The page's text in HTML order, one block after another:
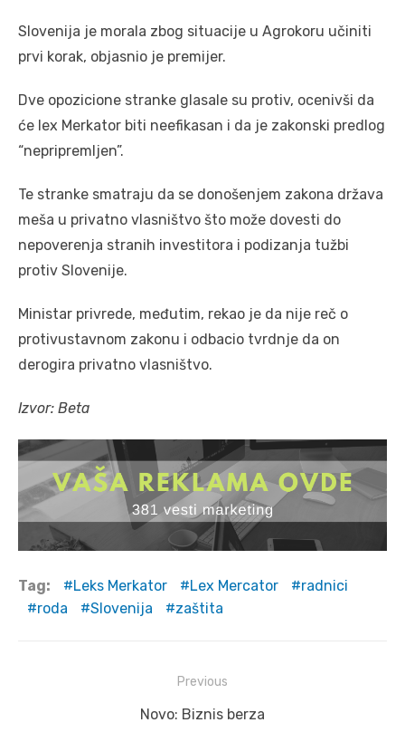
Slovenija je morala zbog situacije u Agrokoru učiniti
prvi korak, objasnio je premijer.
Dve opozicione stranke glasale su protiv, ocenivši da
će lex Merkator biti neefikasan i da je zakonski predlog
“nepripremljen”.
Te stranke smatraju da se donošenjem zakona država
meša u privatno vlasništvo što može dovesti do
nepoverenja stranih investitora i podizanja tužbi
protiv Slovenije.
Ministar privrede, međutim, rekao je da nije reč o
protivustavnom zakonu i odbacio tvrdnje da on
derogira privatno vlasništvo.
Izvor: Beta
Tag: Leks Merkator Lex Mercator
radnici
roda
Slovenija zaštita
Previous
Previous
Novo: Biznis berza